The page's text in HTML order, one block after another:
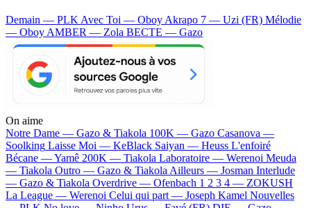
Demain — PLK Avec Toi — Oboy Akrapo 7 — Uzi (FR) Mélodie
— Oboy AMBER — Zola BECTE — Gazo
On aime
Notre Dame — Gazo & Tiakola 100K — Gazo Casanova —
Soolking Laisse Moi — KeBlack Saiyan — Heuss L'enfoiré
Bécane —Yamê 200K — Tiakola Laboratoire — Werenoi Meuda
— Tiakola Outro — Gazo & Tiakola Ailleurs — Josman Interlude
— Gazo & Tiakola Overdrive — Ofenbach 1 2 3 4 — ZOKUSH
La League — Werenoi Celui qui part — Joseph Kamel Nouvelles